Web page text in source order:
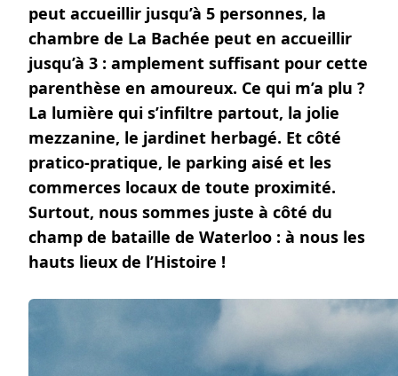
peut accueillir jusqu’à 5 personnes, la
chambre de La Bachée peut en accueillir
jusqu’à 3 : amplement suffisant pour cette
parenthèse en amoureux. Ce qui m’a plu ?
La lumière qui s’infiltre partout, la jolie
mezzanine, le jardinet herbagé. Et côté
pratico-pratique, le parking aisé et les
commerces locaux de toute proximité.
Surtout, nous sommes juste à côté du
champ de bataille de Waterloo : à nous les
hauts lieux de l’Histoire !